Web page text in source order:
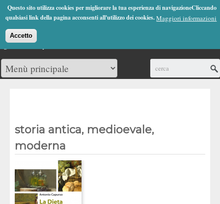
Questo sito utilizza cookies per migliorare la tua esperienza di navigazioneCliccando
qualsiasi link della pagina acconsenti all'utilizzo dei cookies.Maggiori informazioni
Accetto
Jump to Navigation
(0)
storia antica, medioevale,
moderna